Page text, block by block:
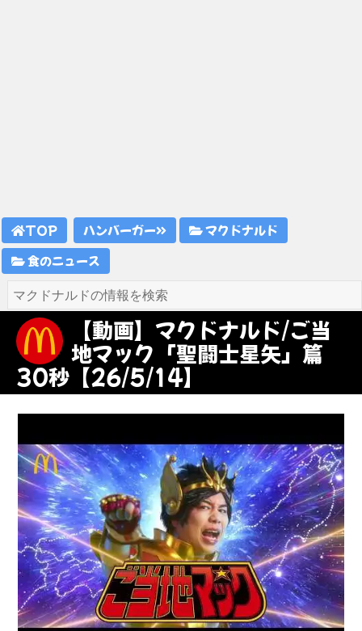
TOP ハンバーガー
マクドナルド
食のニュース
【動画】マクドナルド/ご当
地マック「聖闘士星矢」篇
30秒【26/5/14】